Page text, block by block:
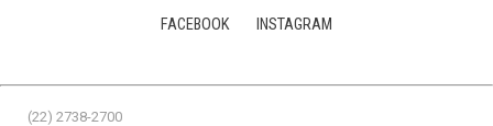
FACEBOOK
INSTAGRAM
(22) 2738-2700